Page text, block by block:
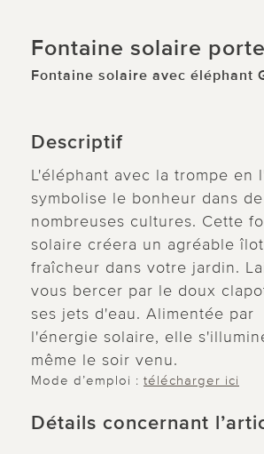
Fontaine solaire
Fontaine solaire avec éléphant
Descriptif
L'éléphant avec la trompe en
symbolise le bonheur dans de
nombreuses cultures. Cette
solaire créera un agréable
fraîcheur dans votre jardin.
vous bercer par le doux
ses jets d'eau. Alimentée par
l'énergie solaire, elle
même le soir venu.
Mode d’emploi : télécharger ici
Détails concernant